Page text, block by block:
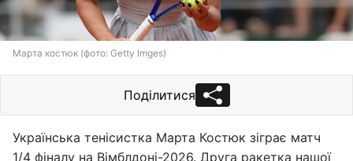
Марта костюк (фото: Getty Imges)
Поділитися
Українська тенісистка Марта Костюк зіграє матч
1/4 фіналу на Вімблдоні-2026. Друга ракетка нашої